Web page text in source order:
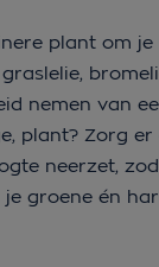
plant om
nemen van
plant? Zorg
neerzet,
je groene én